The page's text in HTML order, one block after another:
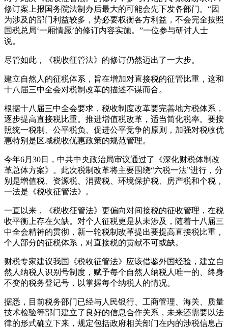
修订案上报国务院法制办后最大的可能会先下发各部门。“因
为涉及的部门利益较多，势必要权衡各方利益，不会完全按照
国税总局‘一厢情愿’的修订内容实施。”一位参与研讨人士
说。
尽管如此，《税收征管法》的修订仍然迈出了一大步。
建立自然人的征税体系，旨在增加对直接税的征管比重，这和
十八届三中全会对税制改革的描述不谋而合。
根据十八届三中全会要求，税收制度改革要完善地方税体系，
逐步提高直接税比重。推进增值税改革，适当简化税率。要按
照统一税制、公平税负、促进公平竞争的原则，加强对税收优
惠特别是区域税收优惠政策的规范管理。
今年6月30日，中共中央政治局审议通过了《深化财税体制改
革总体方案》。此次税制改革将主要围绕“六税一法”进行，分
别是增值税、资源税、消费税、环境保护税、房产税和个税，
一法是《税收征管法》。
一直以来，《税收征管法》更偏向对间接税的征收管理，在税
收平衡上存在欠缺。对个人征税更是从未涉及，随着十八届三
中全会精神的贯彻，新一轮税制改革提出要提高直接税比重，
个人部分的征税体系，对直接税的贡献不可或缺。
财税专家建议我国《税收征管法》应该借鉴外国经验，建立自
然人纳税人识别号制度，赋予每个自然人纳税人唯一的、终身
不变的税务登记号，以掌握每个纳税人的情况。
据悉，目前税务部门已经与人民银行、工商管理、海关、质量
技术检验等部门建立了良好的信息合作关系，未来还需要以法
律的形式确立下来，规定包括政府相关部门在内的涉税信息占